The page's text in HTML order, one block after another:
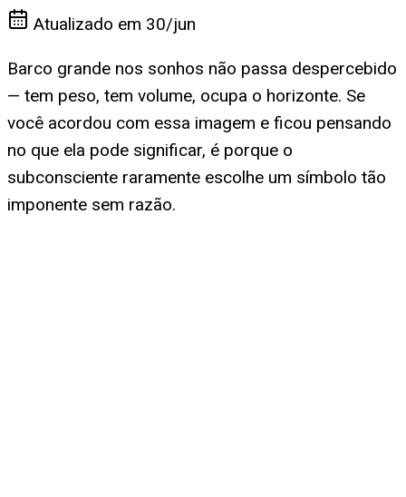
Atualizado em 30/jun
Barco grande nos sonhos não passa despercebido
— tem peso, tem volume, ocupa o horizonte. Se
você acordou com essa imagem e ficou pensando
no que ela pode significar, é porque o
subconsciente raramente escolhe um símbolo tão
imponente sem razão.